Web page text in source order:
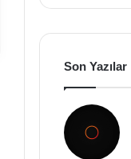
Son Yazılar